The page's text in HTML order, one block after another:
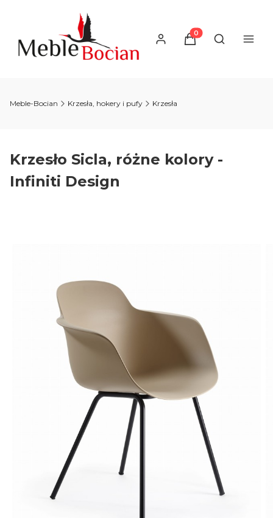
Produkty w
Otwórz
Meble-Bocian Krzesła, hokery i pufy Krzesła
Krzesło Sicla, różne kolory -
Infiniti Design